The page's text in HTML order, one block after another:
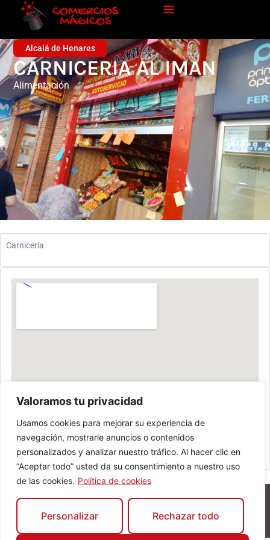
Valoramos tu privacidad
Usamos cookies para mejorar su experiencia de
navegación, mostrarle anuncios o contenidos
personalizados y analizar nuestro tráfico. Al hacer clic en
“Aceptar todo” usted da su consentimiento a nuestro uso
de las cookies. Política de cookies
Personalizar Rechazar todo
Alcalá de Henares
CARNICERIA AL IMAN
Alimentación
Carnicería